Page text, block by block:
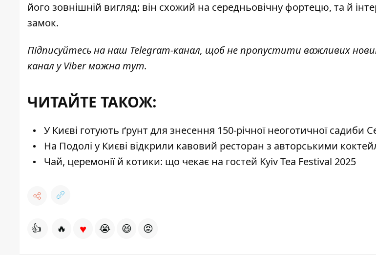
його зовнішній вигляд: він схожий на середньовічну фортецю, та й
замок.
Підписуйтесь на наш Telegram-канал, щоб не пропустити важливих
канал у Viber можнатут.
ЧИТАЙТЕ ТАКОЖ:
У Києві готують ґрунт для знесення 150-річної неоготичної садиби
На Подолі у Києві відкрили кавовий ресторан з авторськими
Чай, церемонії й котики: що чекає на гостей Kyiv Tea Festival 2025
👍 🔥 ♥ 😭 😆 😡